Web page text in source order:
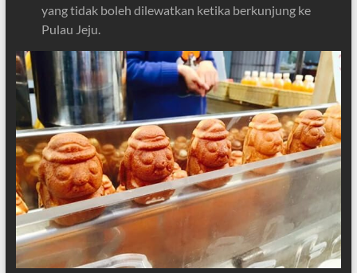
yang tidak boleh dilewatkan ketika berkunjung ke
Pulau Jeju.